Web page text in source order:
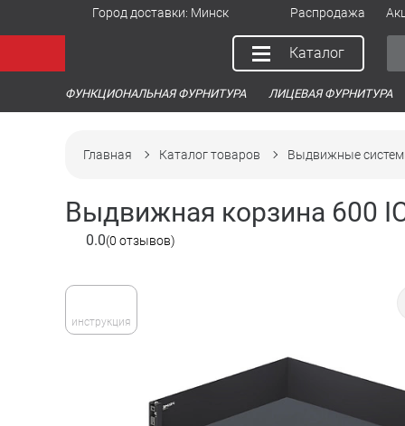
Город доставки: Минск Распродажа
Каталог
ФУНКЦИОНАЛЬНАЯ ФУРНИТУРА ЛИЦЕВАЯ ФУРНИТУРА
Главная Каталог товаров Выдвижные
Выдвижная корзина 600
0.0(0 отзывов)
инструкция